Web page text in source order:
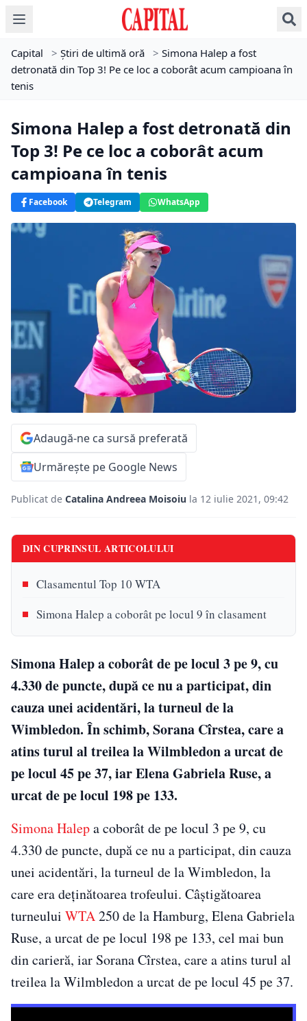
Capital > Știri de ultimă oră > Simona Halep a fost
detronată din Top 3! Pe ce loc a coborât acum campioana în
tenis
Simona Halep a fost detronată din
Top 3! Pe ce loc a coborât acum
campioana în tenis
Facebook Telegram WhatsApp
Adaugă-ne ca sursă preferată
Urmărește pe Google News
Publicat de Catalina Andreea Moisoiu la 12 iulie 2021, 09:42
DIN CUPRINSUL ARTICOLULUI
Clasamentul Top 10 WTA
Simona Halep a coborât pe locul 9 în clasament
Simona Halep a coborât de pe locul 3 pe 9, cu
4.330 de puncte, după ce nu a participat, din
cauza unei acidentări, la turneul de la
Wimbledon. În schimb, Sorana Cîrstea, care a
atins turul al treilea la Wilmbledon a urcat de
pe locul 45 pe 37, iar Elena Gabriela Ruse, a
urcat de pe locul 198 pe 133.
Simona Halepa coborât de pe locul 3 pe 9, cu
4.330 de puncte, după ce nu a participat, din cauza
unei acidentări, la turneul de la Wimbledon, la
care era deţinătoarea trofeului. Câştigătoarea
turneului WTA250 de la Hamburg, Elena Gabriela
Ruse, a urcat de pe locul 198 pe 133, cel mai bun
din carieră, iar Sorana Cîrstea, care a atins turul al
treilea la Wilmbledon a urcat de pe locul 45 pe 37.